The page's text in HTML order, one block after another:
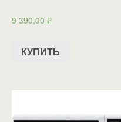
9 390,00 ₽
КУПИТЬ